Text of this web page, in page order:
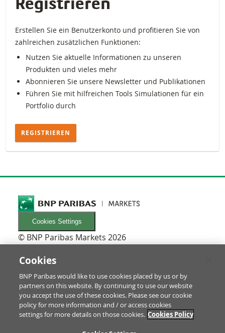
Registrieren
Erstellen Sie ein Benutzerkonto und profitieren Sie von
zahlreichen zusätzlichen Funktionen:
Nutzen Sie aktuelle Informationen zu unseren
Produkten und vieles mehr
Abonnieren Sie unsere Newsletter und Publikationen
Führen Sie mit hilfreichen Tools Simulationen für ein
Portfolio durch
REGISTRIEREN
Cookies Settings
© BNP Paribas Markets 2026
Newsletters
Glossar
RECHTLICHES
Nutzungsbedingungen/Rechtliche Hinweise
Prospekt & Anleger-Informationen
Cookies
BNP Paribas would like to use cookies placed by us or by
partners on this website. By continuing to use our website
you accept the use of these cookies. Please see our cookie
policy for more information and / or access cookies
settings for more details on those cookies. Cookies Policy